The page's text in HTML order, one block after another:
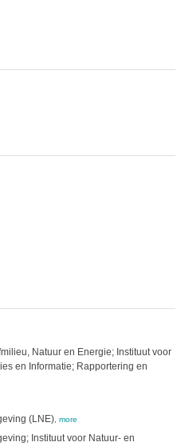
Natuur en Energie; Instituut voor
en Informatie; Rapportering en
(LNE), more
Instituut voor Natuur- en